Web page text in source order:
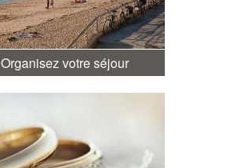
Organisez votre séjour